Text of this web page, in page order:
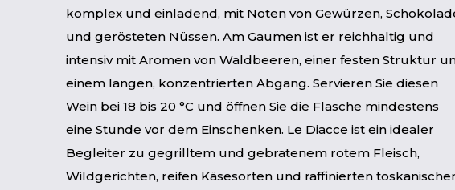
komplex und einladend, mit Noten von Gewürzen,
und gerösteten Nüssen. Am Gaumen ist er reichhaltig und
intensiv mit Aromen von Waldbeeren, einer festen Struktur
einem langen, konzentrierten Abgang. Servieren Sie diesen
Wein bei 18 bis 20 °C und öffnen Sie die Flasche mindestens
eine Stunde vor dem Einschenken. Le Diacce ist ein idealer
Begleiter zu gegrilltem und gebratenem rotem Fleisch,
Wildgerichten, reifen Käsesorten und raffinierten